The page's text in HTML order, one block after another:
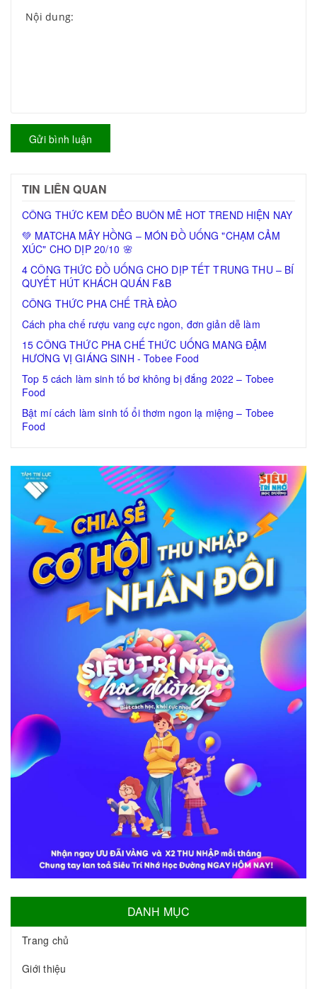
Gửi bình luận
TIN LIÊN QUAN
CÔNG THỨC KEM DẺO BUÔN MÊ HOT TREND HIỆN NAY
💚 MATCHA MÂY HỒNG – MÓN ĐỒ UỐNG "CHẠM CẢM
XÚC" CHO DỊP 20/10 🌸
4 CÔNG THỨC ĐỒ UỐNG CHO DỊP TẾT TRUNG THU – BÍ
QUYẾT HÚT KHÁCH QUÁN F&B
CÔNG THỨC PHA CHẾ TRÀ ĐÀO
Cách pha chế rượu vang cực ngon, đơn giản dễ làm
15 CÔNG THỨC PHA CHẾ THỨC UỐNG MANG ĐẬM
HƯƠNG VỊ GIÁNG SINH - Tobee Food
Top 5 cách làm sinh tố bơ không bị đắng 2022 – Tobee
Food
Bật mí cách làm sinh tố ổi thơm ngon lạ miệng – Tobee
Food
DANH MỤC
Trang chủ
Giới thiệu